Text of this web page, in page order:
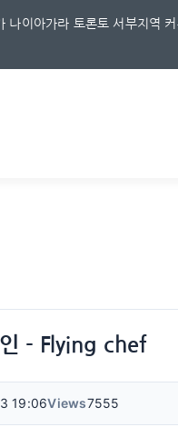
나이아가라 토론토 서부지역
- Flying chef
19:06Views7555